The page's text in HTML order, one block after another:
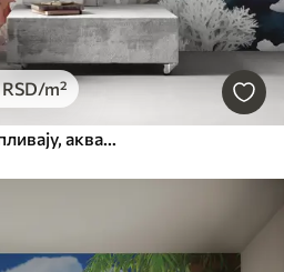
RSD/m²
Морски корали, медузе пливају, акварел, сива, плава, црвена